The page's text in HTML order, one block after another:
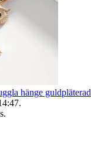
hänge guldpläterad
.
.